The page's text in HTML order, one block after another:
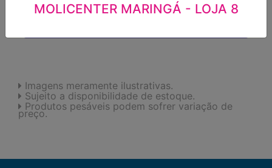
Imagens meramente ilustrativas.
Sujeito a disponibilidade de estoque.
Produtos pesáveis podem sofrer variação de
preço.
MOLICENTER MARINGÁ - LOJA 8